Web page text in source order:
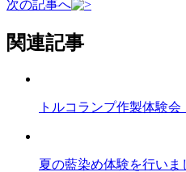
次の記事へ
関連記事
トルコランプ作製体験
夏の藍染め体験を行い